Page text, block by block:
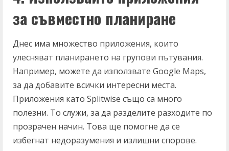
за съвместно планиране
Днес има множество приложения, които
улесняват планирането на групови пътувания.
Например, можете да използвате Google Maps,
за да добавите всички интересни места.
Приложения като Splitwise също са много
полезни. То служи, за да разделите разходите по
прозрачен начин. Това ще помогне да се
избегнат недоразумения и излишни спорове.